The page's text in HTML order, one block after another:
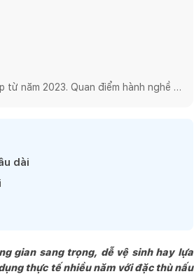
năm 2023. Quan điểm hành nghề
chúng tôi.
phong phú nhưng chúng tôi lại chọn
môn sâu vào các
hàng và những sản phẩm mang
mối quan hệ tốt đẹp giữa sự nhiệt
nhà thầu xây dựng cùng đồng hành.
dài
gian sang trọng, dễ vệ sinh hay lựa
thực tế nhiều năm với đặc thù nấu